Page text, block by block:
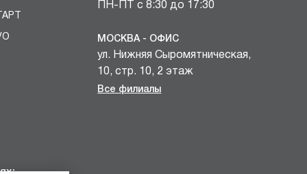
ПН-ПТ с 8:30 до 17:30
МОСКВА - ОФИС
ул. Нижняя Сыромятническая,
10, стр. 10, 2 этаж
+7 (495) 64-05-225
Все филиалы